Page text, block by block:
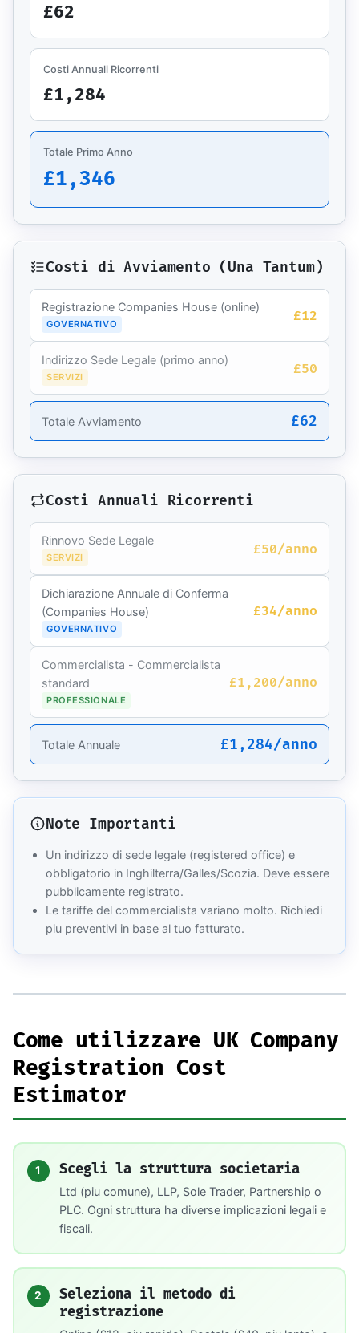
£62
Costi Annuali Ricorrenti
£1,284
Totale Primo Anno
£1,346
Costi di Avviamento (Una Tantum)
Registrazione Companies House (online)
GOVERNATIVO
£12
Indirizzo Sede Legale (primo anno)
SERVIZI
£50
Totale Avviamento £62
Costi Annuali Ricorrenti
Rinnovo Sede Legale
SERVIZI
£50/anno
Dichiarazione Annuale di Conferma
(Companies House)
GOVERNATIVO
£34/anno
Commercialista - Commercialista
standard
PROFESSIONALE
£1,200/anno
Totale Annuale £1,284/anno
Note Importanti
Un indirizzo di sede legale (registered office) e
obbligatorio in Inghilterra/Galles/Scozia. Deve essere
pubblicamente registrato.
Le tariffe del commercialista variano molto. Richiedi
piu preventivi in base al tuo fatturato.
Come utilizzare UK Company
Registration Cost
Estimator
1 Scegli la struttura societaria
Ltd (piu comune), LLP, Sole Trader, Partnership o
PLC. Ogni struttura ha diverse implicazioni legali e
fiscali.
2
Seleziona il metodo di
registrazione